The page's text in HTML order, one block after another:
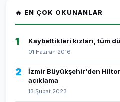
🔥 EN ÇOK OKUNANLAR
1 Kaybettikleri kızları, tüm
01 Haziran 2016
2
İzmir Büyükşehir'den
açıklama
13 Şubat 2023